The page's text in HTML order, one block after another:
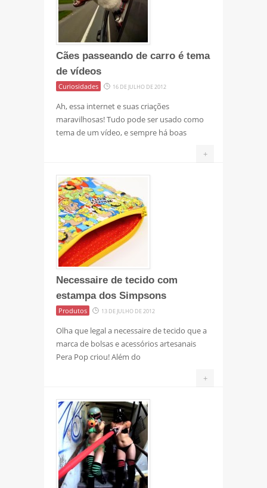
Cães passeando de carro é tema
de vídeos
Curiosidades 16 DE JULHO DE 2012
Ah, essa internet e suas criações
maravilhosas! Tudo pode ser usado como
tema de um vídeo, e sempre há boas
+
Necessaire de tecido com
estampa dos Simpsons
Produtos 13 DE JULHO DE 2012
Olha que legal a necessaire de tecido que a
marca de bolsas e acessórios artesanais
Pera Pop criou! Além do
+